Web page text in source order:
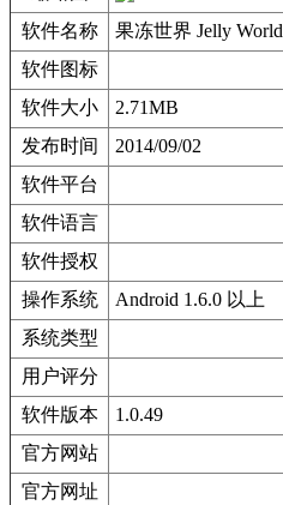
软件名称
果冻世界 Jelly World
软件图标
软件大小
2.71MB
发布时间
2014/09/02
软件平台
软件语言
软件授权
操作系统
Android 1.6.0 以上
系统类型
用户评分
软件版本
1.0.49
官方网站
官方网址